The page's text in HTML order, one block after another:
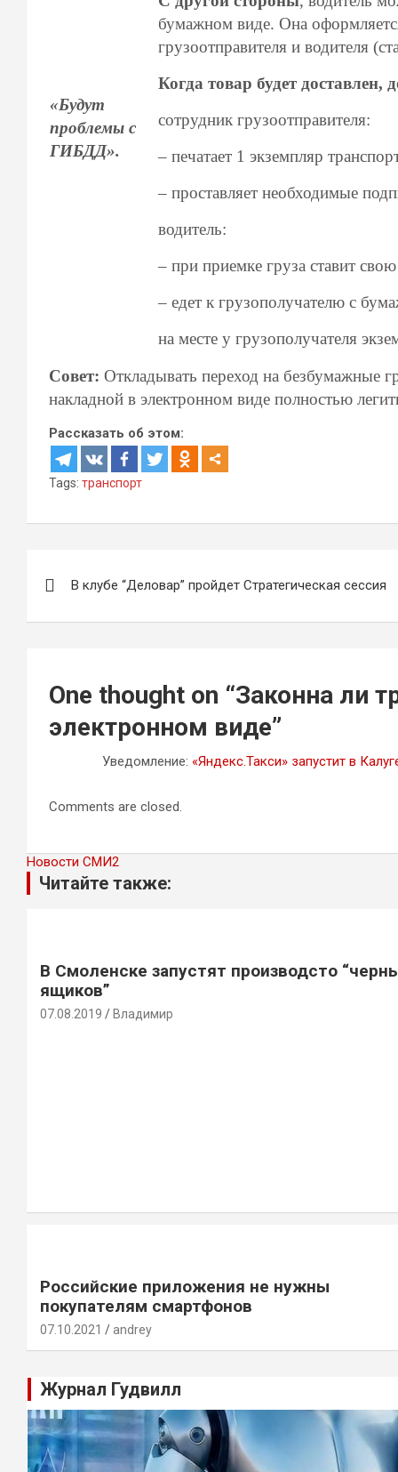
«Будут
проблемы с
ГИБДД».
бумажном виде. Она
грузоотправителя и водителя
Когда товар будет
сотрудник грузоотправителя:
– печатает 1 экземпляр
– проставляет необходимые
водитель:
– при приемке груза ставит
– едет к грузополучателю с
на месте у грузополучателя
Совет: Откладывать переход на безбумажные
накладной в электронном виде полностью
Рассказать об этом:
Tags: транспорт
по
В клубе “Деловар” пройдет Стратегическая сессия
One thought on “Законна ли
электронном виде”
Уведомление: «Яндекс.Такси» запустит в
Comments are closed.
Новости СМИ2
Читайте также:
В Смоленске запустят производсто
ящиков”
07.08.2019 Владимир
Российские приложения не нужны
покупателям смартфонов
07.10.2021 andrey
Журнал Гудвилл